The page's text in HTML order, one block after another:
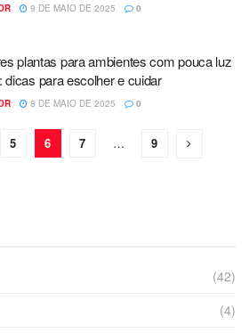
9 DE MAIO DE 2025 0
plantas para ambientes com pouca luz
dicas para escolher e cuidar
8 DE MAIO DE 2025 0
5 6 7 … 9
(42)
(4)